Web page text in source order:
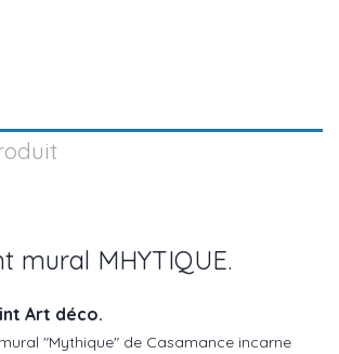
mural MHYTIQUE.
Art déco.
"Mythique" de Casamance incarne